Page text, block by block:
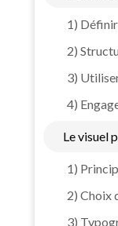
1)
2)
3)
4)
Le visuel
1)
2) Choix
3)